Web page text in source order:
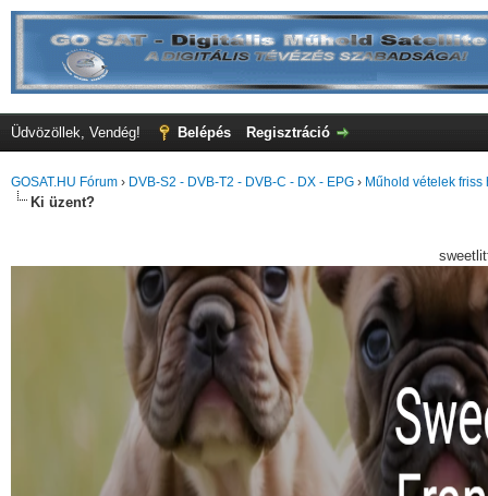
Üdvözöllek, Vendég! Belépés Regisztráció
GOSAT.HU Fórum › DVB-S2 - DVB-T2 - DVB-C - DX - EPG › Műhold vételek friss
Ki üzent?